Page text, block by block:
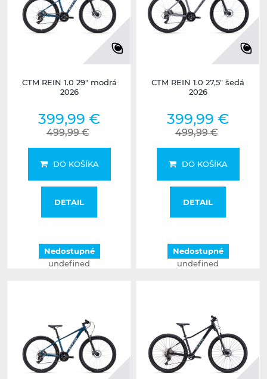
CTM REIN 1.0 29" modrá
2026
399,99 €
499,99 €
DO KOŠÍKA
DETAIL
Nedostupné
undefined
CTM REIN 1.0 27,5" šedá
2026
399,99 €
499,99 €
DO KOŠÍKA
DETAIL
Nedostupné
undefined